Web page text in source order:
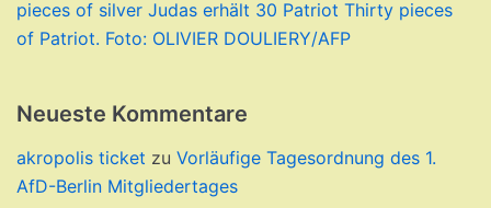
pieces of silver Judas erhält 30 Patriot Thirty pieces
of Patriot. Foto: OLIVIER DOULIERY/AFP
Neueste Kommentare
akropolis ticket zu Vorläufige Tagesordnung des 1.
AfD-Berlin Mitgliedertages